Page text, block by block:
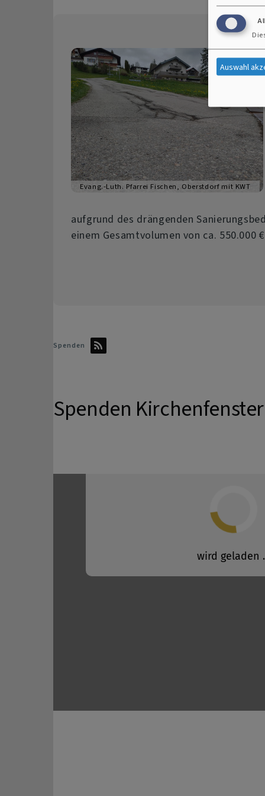
Evang.-Luth. Pfarrei Fischen, Oberstdorf mit KWT
aufgrund des drängenden
einem Gesamtvolumen von ca. 550.000
Spenden
Spenden
Auswahl